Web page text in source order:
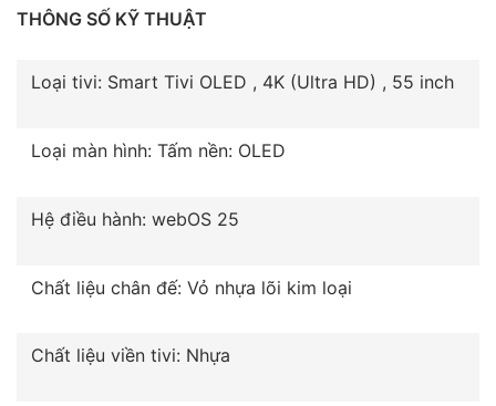
THÔNG SỐ KỸ THUẬT
Loại tivi: Smart Tivi OLED , 4K (Ultra HD) , 55 inch
Loại màn hình: Tấm nền: OLED
Hệ điều hành: webOS 25
Chất liệu chân đế: Vỏ nhựa lõi kim loại
Chất liệu viền tivi: Nhựa